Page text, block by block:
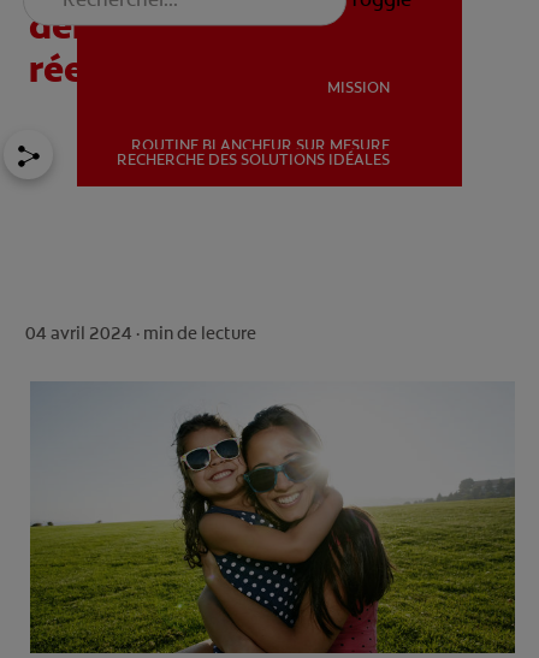
SANTÉ BUCCO-DENTAIRE
S’INSCRIRE
MISSION
ROUTINE BLANCHEUR SUR MESURE
RECHERCHE DES SOLUTIONS IDÉALES
dents avons-nous
réellement ?
04 avril 2024 · min de lecture